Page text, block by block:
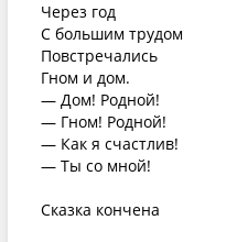
Через год
С большим трудом
Повстречались
Гном и дом.
— Дом! Родной!
— Гном! Родной!
— Как я счастлив!
— Ты со мной!
Сказка кончена